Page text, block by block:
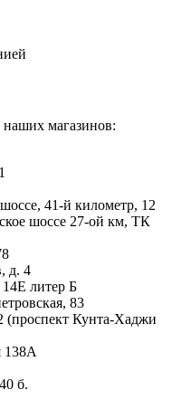
магазинов:
41-й километр, 12
шоссе 27-ой км, ТК
д. 4
литер Б
83
(проспект Кунта-Хаджи
138А
б.